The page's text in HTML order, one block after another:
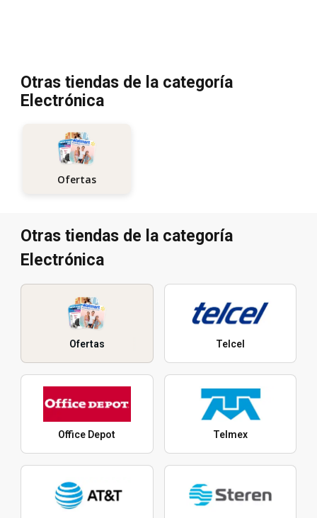
Otras tiendas de la categoría
Electrónica
Ofertas
Otras tiendas de la categoría
Electrónica
Ofertas Telcel
Office Depot Telmex